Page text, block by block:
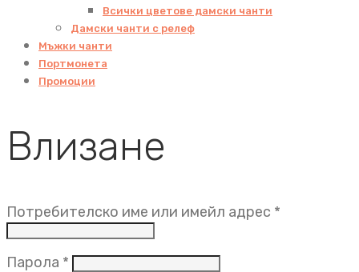
Всички цветове дамски чанти
Дамски чанти с релеф
Мъжки чанти
Портмонета
Промоции
Влизане
Потребителско име или имейл адрес *
Парола * Задължително